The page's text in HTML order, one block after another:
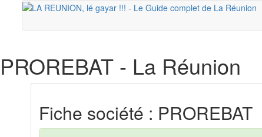
PROREBAT - La Réunion
Fiche société : PROREBAT